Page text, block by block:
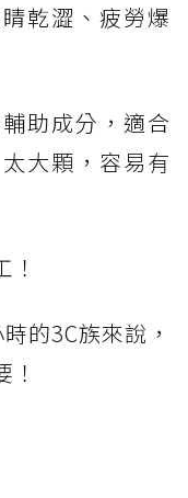
乾澀、疲勞爆
助成分，適合
大顆，容易有
的3C族來說，